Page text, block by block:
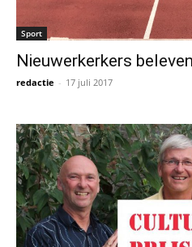
Sport
Nieuwerkerkers
redactie - 17 juli 2017